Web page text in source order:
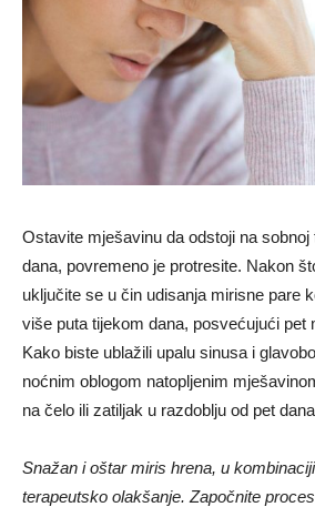
Ostavite mješavinu da odstoji na
dana, povremeno je protresite. Nakon
uključite se u čin udisanja mirisne pare
više puta tijekom dana, posvećujući pet
Kako biste ublažili upalu sinusa i
noćnim oblogom natopljenim
na čelo ili zatiljak u razdoblju od pet
Snažan i oštar miris hrena, u
terapeutsko olakšanje. Započnite